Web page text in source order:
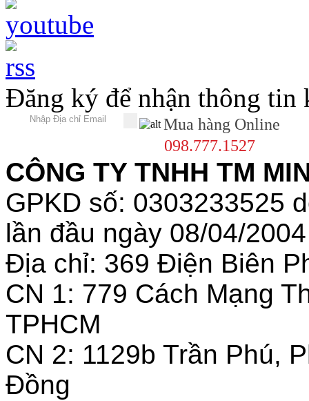
Đăng ký để nhận thông tin
Mua hàng Online
098.777.1527
CÔNG TY TNHH TM
GPKD số: 0303233525
lần đầu ngày 08/04/2004
Địa chỉ: 369 Điện Biên
CN 1: 779 Cách Mạng
TPHCM
CN 2: 1129b Trần Phú,
Đồng